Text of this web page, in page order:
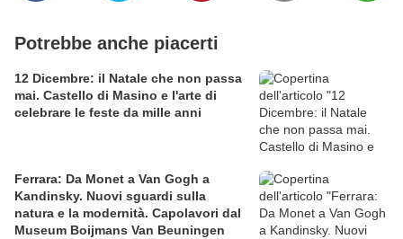
Potrebbe anche piacerti
12 Dicembre: il Natale che non passa
mai. Castello di Masino e l'arte di
celebrare le feste da mille anni
Ferrara: Da Monet a Van Gogh a
Kandinsky. Nuovi sguardi sulla
natura e la modernità. Capolavori dal
Museum Boijmans Van Beuningen